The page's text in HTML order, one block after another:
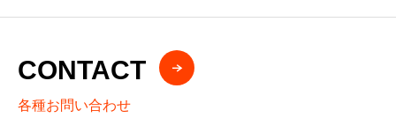
CONTACT
各種お問い合わせ